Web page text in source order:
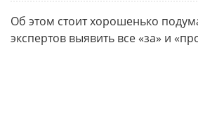
Об этом стоит хорошенько
экспертов выявить все «за» и